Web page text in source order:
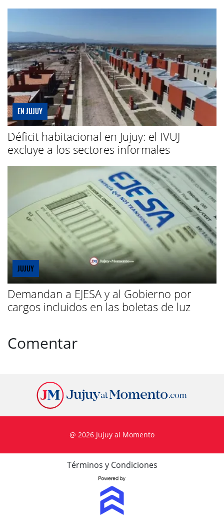
EN JUJUY
Déficit habitacional en Jujuy: el IVUJ
excluye a los sectores informales
JUJUY
Demandan a EJESA y al Gobierno por
cargos incluidos en las boletas de luz
Comentar
@ 2026 Jujuy al Momento
Términos y Condiciones